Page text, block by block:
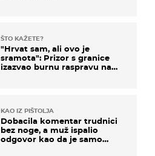
ŠTO KAŽETE?
"Hrvat sam, ali ovo je
sramota": Prizor s granice
izazvao burnu raspravu na
KAO IZ PIŠTOLJA
Dobacila komentar trudnici
bez noge, a muž ispalio
odgovor kao da je samo